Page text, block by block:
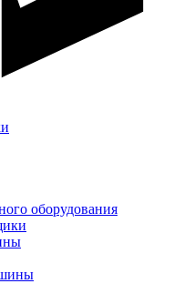
оборудования